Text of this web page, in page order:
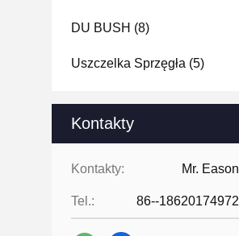
DU BUSH (8)
Uszczelka Sprzęgła (5)
Środkowa Pieczęć Łączna
Kontakty
Kontakty: Mr. Eason
Tel.: 86--18620174972